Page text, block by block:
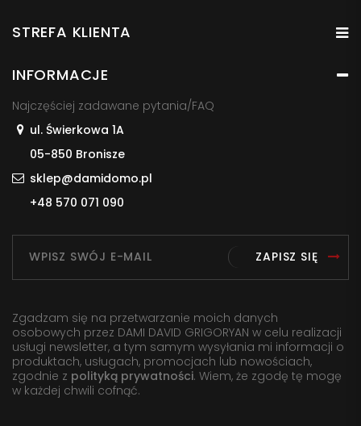
STREFA KLIENTA
INFORMACJE
Najczęściej zadawane pytania/FAQ
ul. Świerkowa 1A
05-850 Bronisze
sklep@damidomo.pl
+48 570 071 090
ZAPISZ SIĘ
Zgadzam się na przetwarzanie moich danych
osobowych przez DAMI DAVID GRIGORYAN w celu realizacji
usługi newsletter, a tym samym wysyłania mi informacji o
produktach, usługach, promocjach lub nowościach,
zgodnie z polityką prywatności. Wiem, że zgodę tę mogę
w każdej chwili cofnąć.